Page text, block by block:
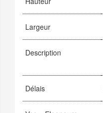
Largeur
Description
Délais